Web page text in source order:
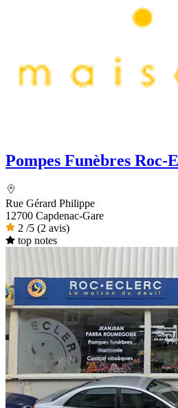
Pompes Funèbres Roc-
Rue Gérard Philippe
12700 Capdenac-Gare
2 /5 (2 avis)
top notes